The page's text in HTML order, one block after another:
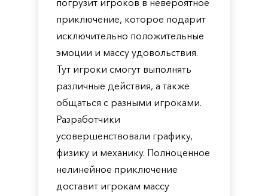
погрузит игроков в невероятное
приключение, которое подарит
исключительно положительные
эмоции и массу удовольствия.
Тут игроки смогут выполнять
различные действия, а также
общаться с разными игроками.
Разработчики
усовершенствовали графику,
физику и механику. Полноценное
нелинейное приключение
доставит игрокам массу